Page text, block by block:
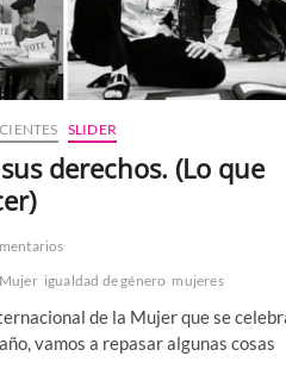
SLIDER
derechos. (Lo que
igualdad de género mujeres
de la Mujer que se
vamos a repasar algunas cosas